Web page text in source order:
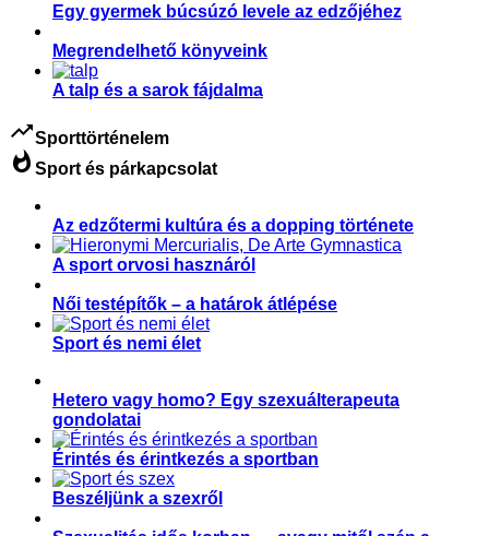
Egy gyermek búcsúzó levele az edzőjéhez
Megrendelhető könyveink
A talp és a sarok fájdalma
trending_upSporttörténelem
whatshot Sport és párkapcsolat
Az edzőtermi kultúra és a dopping története
A sport orvosi hasznáról
Női testépítők – a határok átlépése
Sport és nemi élet
Hetero vagy homo? Egy szexuálterapeuta
gondolatai
Érintés és érintkezés a sportban
Beszéljünk a szexről